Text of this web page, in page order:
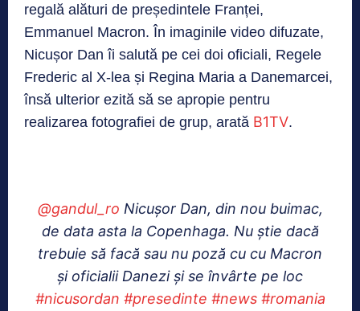
regală alături de președintele Franței,
Emmanuel Macron. În imaginile video difuzate,
Nicușor Dan îi salută pe cei doi oficiali, Regele
Frederic al X-lea și Regina Maria a Danemarcei,
însă ulterior ezită să se apropie pentru
realizarea fotografiei de grup, arată B1TV.
@gandul_ro Nicușor Dan, din nou buimac,
de data asta la Copenhaga. Nu știe dacă
trebuie să facă sau nu poză cu cu Macron
și oficialii Danezi și se învârte pe loc
#nicusordan #presedinte #news #romania